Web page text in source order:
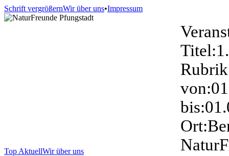
Schrift vergrößernWir über uns•Impressum
Top AktuellWir über uns
Titel:
von:
bis:
Ort: